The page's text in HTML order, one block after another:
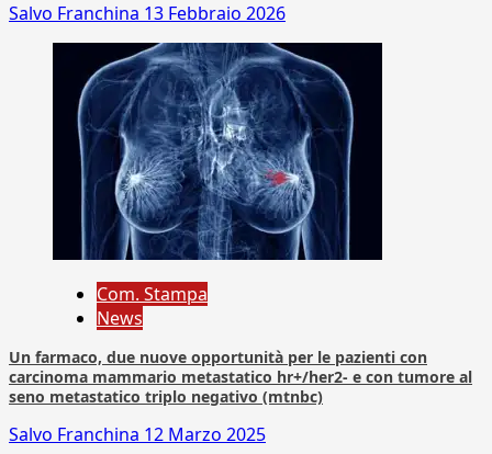
Salvo Franchina 13 Febbraio 2026
Com. Stampa
News
Un farmaco, due nuove opportunità per le pazienti con
carcinoma mammario metastatico hr+/her2- e con tumore al
seno metastatico triplo negativo (mtnbc)
Salvo Franchina 12 Marzo 2025